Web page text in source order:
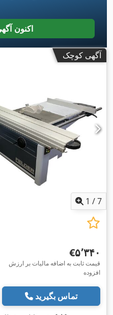
اکنون
آگهی کوچک
1 /7
‎€۵٬۳۴۰
قیمت ثابت به اضافه مالیات بر ارزش
افزوده
تماس بگیرید